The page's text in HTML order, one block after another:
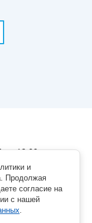
и
Продолжая
согласие на
с нашей
.
до 18:00
пр., 12